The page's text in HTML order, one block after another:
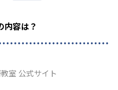
勉強会で日々指導スキルを研
学ぶ喜びを」「自信を」「生
で生徒一人ひとりに向き合っ
きるところ」「良いところ」
引き出し、無理のない学習と
内容は？
室 公式サイト